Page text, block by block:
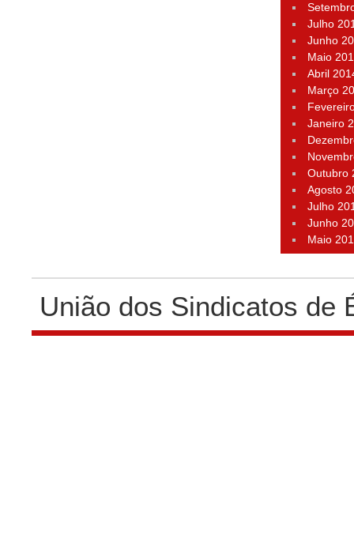
Julho
Junho
Maio
Abril
Março
Janeiro
Outubro
Agosto
Julho
Junho
Maio
União dos Sindicatos de